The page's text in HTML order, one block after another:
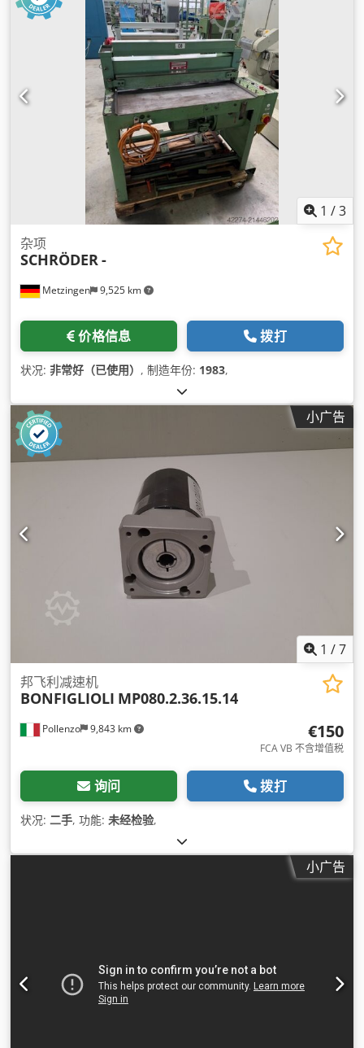
1 /3
Metzingen 9,525 km
杂项
SCHRÖDER-
价格信息 拨打
状况: 非常好（已使用） , 制造年份: 1983,
小广告
1 /7
Pollenzo 9,843 km
邦飞利减速机
BONFIGLIOLI MP080.2.36.15.14
€150
FCA VB 不含增值税
询问 拨打
状况: 二手, 功能: 未经检验,
小广告